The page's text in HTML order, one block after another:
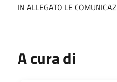
IN ALLEGATO LE
A cura di